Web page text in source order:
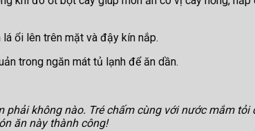
ổi lên trên mặt và đậy kín nắp.
trong ngăn mát tủ lạnh để ăn dần.
không nào. Tré chấm cùng với nước mắm tỏi
ăn này thành công!